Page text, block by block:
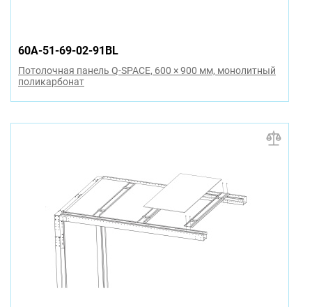
60A-51-69-02-91BL
Потолочная панель Q-SPACE, 600 × 900 мм, монолитный
поликарбонат